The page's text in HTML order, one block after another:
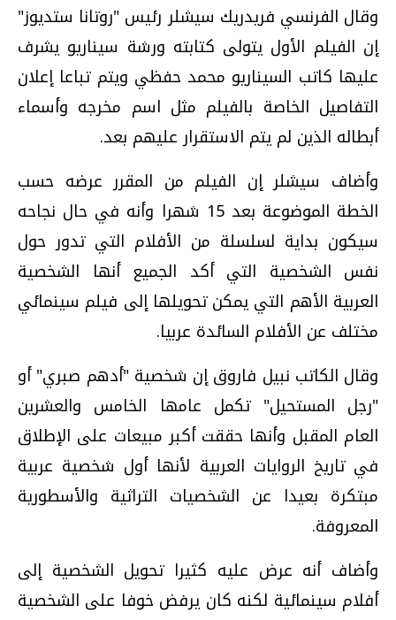
وقال الفرنسي فريدريك سيشلر رئيس "روتانا ستديوز"
إن الفيلم الأول يتولى كتابته ورشة سيناريو يشرف
عليها كاتب السيناريو محمد حفظي ويتم تباعا إعلان
التفاصيل الخاصة بالفيلم مثل اسم مخرجه وأسماء
أبطاله الذين لم يتم الاستقرار عليهم بعد.
وأضاف سيشلر إن الفيلم من المقرر عرضه حسب
الخطة الموضوعة بعد 15 شهرا وأنه في حال نجاحه
سيكون بداية لسلسلة من الأفلام التي تدور حول
نفس الشخصية التي أكد الجميع أنها الشخصية
العربية الأهم التي يمكن تحويلها إلى فيلم سينمائي
مختلف عن الأفلام السائدة عربيا.
وقال الكاتب نبيل فاروق إن شخصية "أدهم صبري" أو
"رجل المستحيل" تكمل عامها الخامس والعشرين
العام المقبل وأنها حققت أكبر مبيعات على الإطلاق
في تاريخ الروايات العربية لأنها أول شخصية عربية
مبتكرة بعيدا عن الشخصيات التراثية والأسطورية
المعروفة.
وأضاف أنه عرض عليه كثيرا تحويل الشخصية إلى
أفلام سينمائية لكنه كان يرفض خوفا على الشخصية